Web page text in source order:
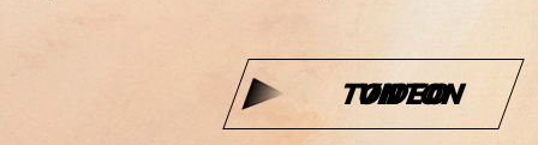
TONTON VIDEO